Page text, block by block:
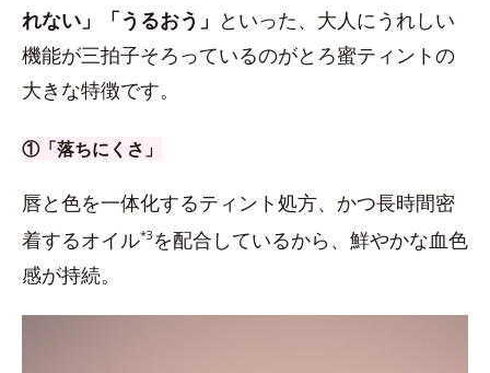
れない」「うるおう」 といった、大人にうれしい
機能が三拍子そろっているのがとろ蜜ティントの
大きな特徴です。
①「落ちにくさ」
唇と色を一体化するティント処方、かつ長時間密
着するオイル*3 を配合しているから、鮮やかな血色
感が持続。